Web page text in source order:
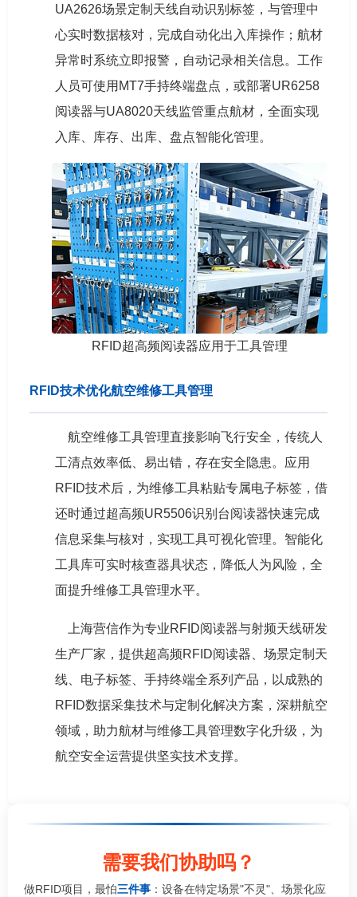
UA2626场景定制天线自动识别标签，与管理中
心实时数据核对，完成自动化出入库操作；航材
异常时系统立即报警，自动记录相关信息。工作
人员可使用MT7手持终端盘点，或部署UR6258
阅读器与UA8020天线监管重点航材，全面实现
入库、库存、出库、盘点智能化管理。
RFID超高频阅读器应用于工具管理
RFID技术优化航空维修工具管理
航空维修工具管理直接影响飞行安全，传统人
工清点效率低、易出错，存在安全隐患。应用
RFID技术后，为维修工具粘贴专属电子标签，借
还时通过超高频UR5506识别台阅读器快速完成
信息采集与核对，实现工具可视化管理。智能化
工具库可实时核查器具状态，降低人为风险，全
面提升维修工具管理水平。
上海营信作为专业RFID阅读器与射频天线研发
生产厂家，提供超高频RFID阅读器、场景定制天
线、电子标签、手持终端全系列产品，以成熟的
RFID数据采集技术与定制化解决方案，深耕航空
领域，助力航材与维修工具管理数字化升级，为
航空安全运营提供坚实技术支撑。
需要我们协助吗？
做RFID项目，最怕三件事 ：设备在特定场景"不灵"、场景化应